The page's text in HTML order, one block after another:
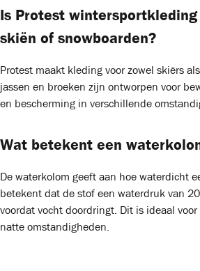
Is Protest
skiën of snowboarden?
Protest maakt kleding voor zowel skiërs
jassen en broeken zijn ontworpen voor
en bescherming in verschillende
Wat betekent een
De waterkolom geeft aan hoe waterdicht
betekent dat de stof een waterdruk van
voordat vocht doordringt. Dit is ideaal
natte omstandigheden.